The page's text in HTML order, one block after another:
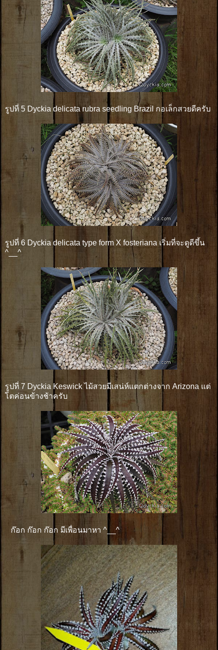
รูปที่ 5 Dyckia delicata rubra seedling Brazil กอเล็กสวยดีครับ
รูปที่ 6 Dyckia delicata type form X fosteriana เริ่มที่จะดูดีขึ้น
^__^
รูปที่ 7 Dyckia Keswick ไม้สวยมีเสน่ห์แตกต่างจาก Arizona แต่
โตค่อนข้างช้าครับ
ก๊อก ก๊อก ก๊อก มีเพื่อนมาหา ^__^